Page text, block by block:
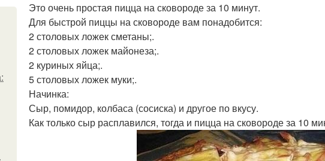
Это очень простая пицца на сковороде за 10 минут.
Для быстрой пиццы на сковороде вам понадобится:
2 столовых ложек сметаны;.
2 столовых ложек майонеза;.
2 куриных яйца;.
5 столовых ложек муки;.
Начинка:
Сыр, помидор, колбаса (сосиска) и другое по вкусу.
Как только сыр расплавился, тогда и пицца на сковороде за 10